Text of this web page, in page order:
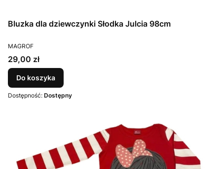
Bluzka dla dziewczynki Słodka Julcia 98cm
PRODUCENT
MAGROF
Cena
29,00 zł
Do koszyka
Dostępność: Dostępny